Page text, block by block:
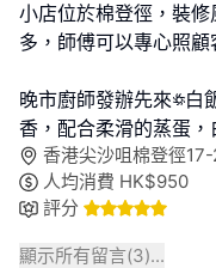
小店位於棉登徑，裝
多，師傅可以專心照顧
晚市廚師發辦先來꥟白
香，配合柔滑的蒸蛋，
香港尖沙咀棉登徑
人均消費 HK$950
評分
顯示所有留言(3)...